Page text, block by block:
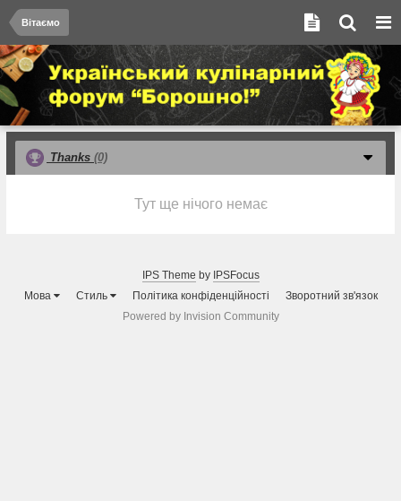
Вітаємо
Thanks (0)
Тут ще нічого немає
IPS Theme by IPSFocus
Мова
Стиль Політика конфіденційності
Зворотний зв'язок
Powered by Invision Community